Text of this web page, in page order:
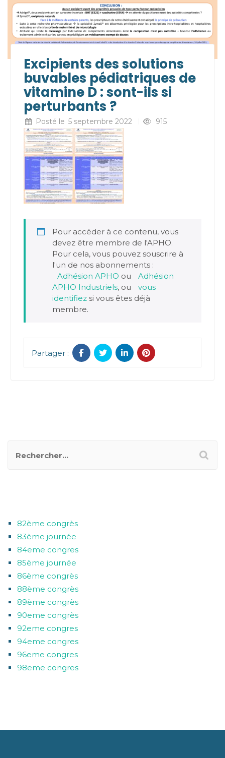
Excipients des solutions
buvables pédiatriques de
vitamine D : sont-ils si
perturbants ?
Posté le 5 septembre 2022 915
Pour accéder à ce contenu, vous
devez être membre de l'APHO.
Pour cela, vous pouvez souscrire à
l'un de nos abonnements :
Adhésion APHO ou
Adhésion
APHO Industriels, ou
vous
identifiezsi vous êtes déjà
membre.
Partager :
82ème congrès
83ème journée
84eme congres
85ème journée
86ème congrès
88ème congrès
89ème congrès
90eme congrès
92eme congres
94eme congres
96eme congres
98eme congres